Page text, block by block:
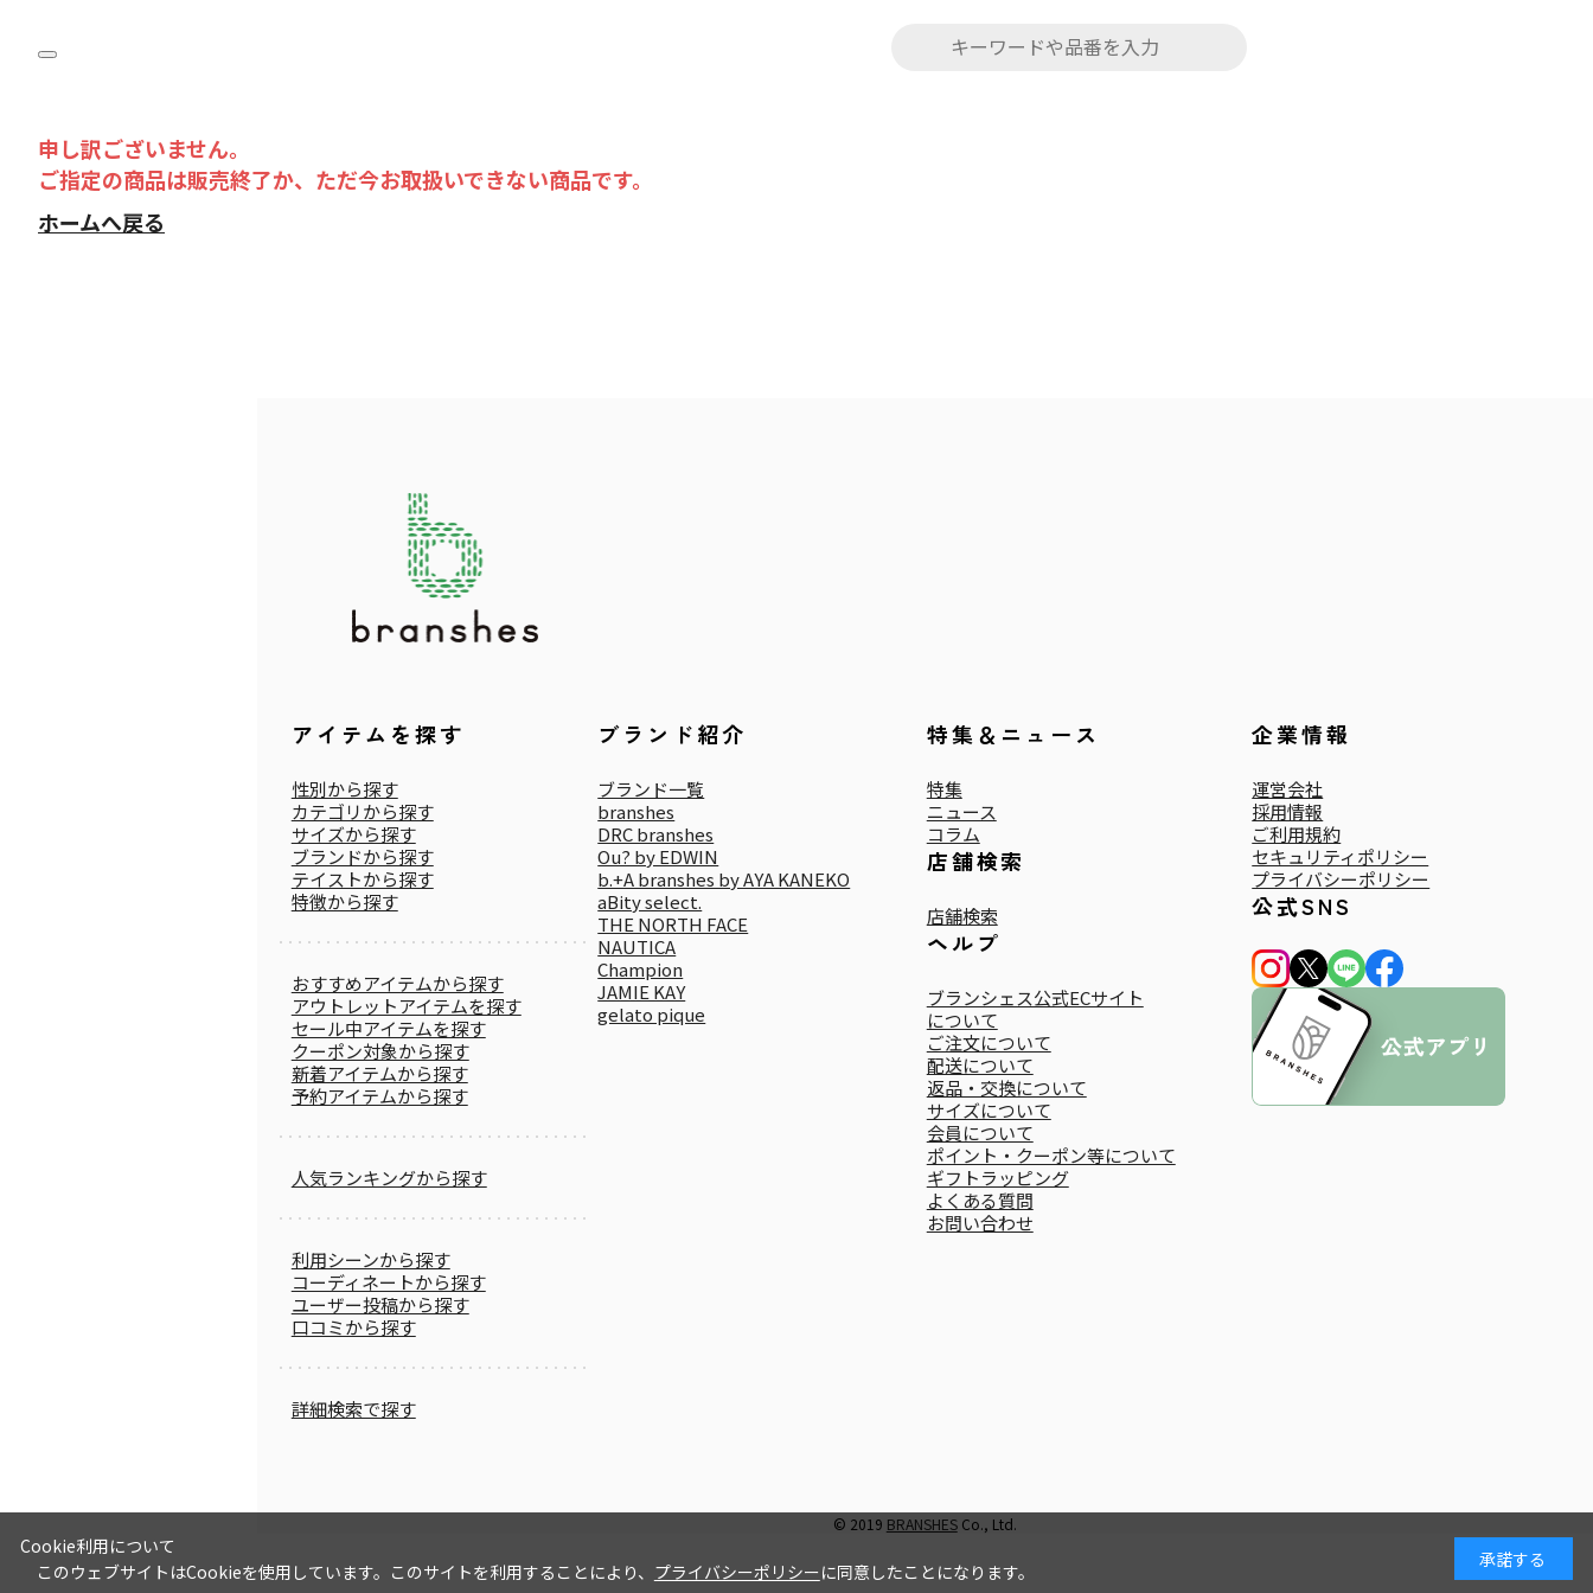
申し訳ございません。
ご指定の商品は販売終了か、ただ今お取扱いできない商品です。
ホームへ戻る
アイテムを探す
性別から探す
カテゴリから探す
サイズから探す
ブランドから探す
テイストから探す
特徴から探す
おすすめアイテムから探す
アウトレットアイテムを探す
セール中アイテムを探す
クーポン対象から探す
新着アイテムから探す
予約アイテムから探す
人気ランキングから探す
利用シーンから探す
コーディネートから探す
ユーザー投稿から探す
口コミから探す
詳細検索で探す
ブランド紹介
ブランド一覧
branshes
DRC branshes
Ou? by EDWIN
b.+A branshes by AYA KANEKO
aBity select.
THE NORTH FACE
NAUTICA
Champion
JAMIE KAY
gelato pique
特集＆ニュース
特集
ニュース
コラム
店舗検索
店舗検索
ヘルプ
ブランシェス公式ECサイト
について
ご注文について
配送について
返品・交換について
サイズについて
会員について
ポイント・クーポン等について
ギフトラッピング
よくある質問
お問い合わせ
企業情報
運営会社
採用情報
ご利用規約
セキュリティポリシー
プライバシーポリシー
公式SNS
© 2019 BRANSHESCo., Ltd.
Cookie利用について
このウェブサイトはCookieを使用しています。このサイトを利用することにより、 プライバシーポリシーに同意したことになります。
承諾する